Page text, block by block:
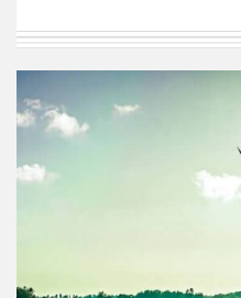
białych wykwitów i
cegły...